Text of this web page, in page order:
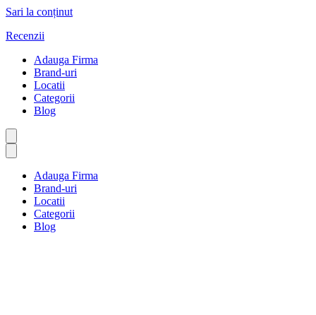
Sari la conținut
Recenzii
Adauga Firma
Brand-uri
Locatii
Categorii
Blog
Adauga Firma
Brand-uri
Locatii
Categorii
Blog